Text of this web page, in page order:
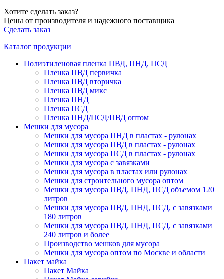
Хотите сделать заказ?
Цены от производителя и надежного поставщика
Сделать заказ
Каталог продукции
Полиэтиленовая пленка ПВД, ПНД, ПСД
Пленка ПВД первичка
Пленка ПВД вторичка
Пленка ПВД микс
Пленка ПНД
Пленка ПСД
Пленка ПНД/ПСД/ПВД оптом
Мешки для мусора
Мешки для мусора ПНД в пластах - рулонах
Мешки для мусора ПВД в пластах - рулонах
Мешки для мусора ПСД в пластах - рулонах
Мешки для мусора с завязками
Мешки для мусора в пластах или рулонах
Мешки для строительного мусора оптом
Мешки для мусора ПВД, ПНД, ПСД объемом 120
литров
Мешки для мусора ПВД, ПНД, ПСД, с завязками
180 литров
Мешки для мусора ПВД, ПНД, ПСД, с завязками
240 литров и более
Производство мешков для мусора
Мешки для мусора оптом по Москве и области
Пакет майка
Пакет Майка